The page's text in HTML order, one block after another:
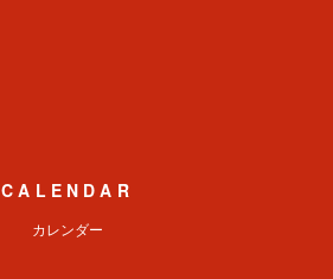
CALENDAR
カレンダー